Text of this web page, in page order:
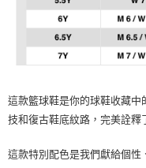
這款籃球鞋是你的球鞋收藏
技和復古鞋底紋路，完美詮釋
這款特別配色是我們獻給個性